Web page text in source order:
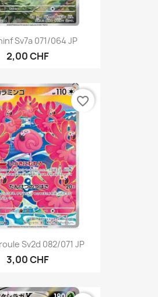
Sv7a 071/064 JP
2,00 CHF
Sv2d 082/071 JP
3,00 CHF
favorite_border